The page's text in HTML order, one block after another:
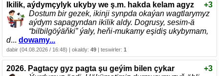
Ikilik, aýdymçylyk ukyby we ş.m. hakda kelam agyz
+3
Dostum bir gezek, ikinji synpda okaýan wagtlarymyz
aýdym sapagyndan ikilik aldy. Dogrusy, sesim-ä
“bilbilgöýäňki” ýaly, heňi-mukamy eşidiş ukybymam,
d... dowamy...
dabir (04.08.2026 / 16:48) | okaldy: 49 | teswirler: 1
2026. Pagtaçy gyz pagta şu geýim bilen çykar
+3